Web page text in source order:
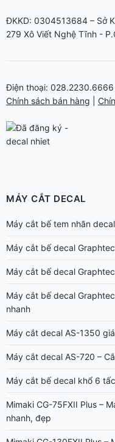
MÁY CẮT DECAL
Máy cắt bế tem nhãn
Máy cắt bế decal
nhanh
nhanh, đẹp
không lệch
Mimaki CG-160FXII Plus –
Bản
Graphtec FC9000-160 –
đẹp
Graphtec FC9000-140 –